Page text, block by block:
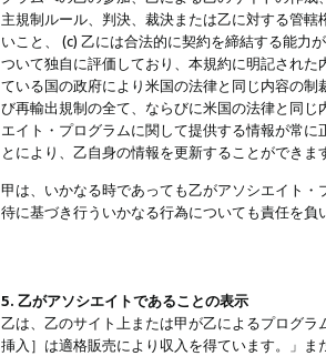
主規制ルール、判決、裁決または乙に対する管
いこと、 (c) 乙には合法的に契約を締結する能力
ついて独自に評価しており、本規約に明記され
ている国の政府により米国の法律と同じ内容の
び再輸出規制の全て、ならびに米国の法律と同
エイト・プログラムに関して提供する情報が常
とにより、乙自身の情報を更新することができま
甲は、いかなる時であっても乙がアソシエイト
待に基づき行ういかなる行為についても責任を負
5. 乙がアソシエイトであることの表示
乙は、乙のサイト上または甲が乙によるプログ
挿入］は適格販売により収入を得ています。」